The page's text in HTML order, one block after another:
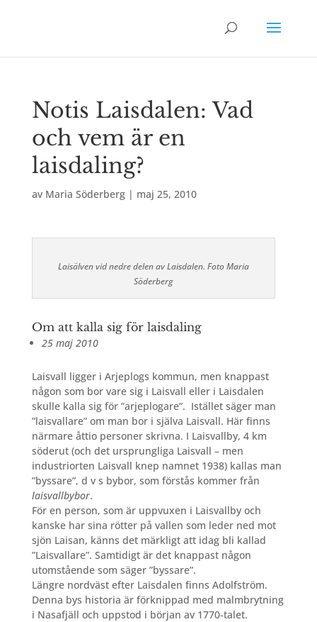
Notis Laisdalen: Vad
och vem är en
laisdaling?
av Maria Söderberg| maj 25, 2010
Laisälven vid nedre delen av Laisdalen. Foto Maria
Söderberg
Om att kalla sig för laisdaling
25 maj 2010
Laisvall ligger i Arjeplogs kommun, men knappast
någon som bor vare sig i Laisvall eller i Laisdalen
skulle kalla sig för ”arjeplogare”. Istället säger man
”laisvallare” om man bor i själva Laisvall. Här finns
närmare åttio personer skrivna. I Laisvallby, 4 km
söderut (och det ursprungliga Laisvall – men
industriorten Laisvall knep namnet 1938) kallas man
”byssare”, d v s bybor, som förstås kommer från
laisvallbybor.
För en person, som är uppvuxen i Laisvallby och
kanske har sina rötter på vallen som leder ned mot
sjön Laisan, känns det märkligt att idag bli kallad
”Laisvallare”. Samtidigt är det knappast någon
utomstående som säger ”byssare”.
Längre nordväst efter Laisdalen finns Adolfström.
Denna bys historia är förknippad med malmbrytning
i Nasafjäll och uppstod i början av 1770-talet.